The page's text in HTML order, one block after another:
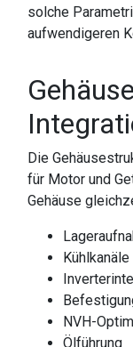
solche
aufwendigeren
Die
für Motor und
Gehäuse
Kühlkanäle
NVH-
Ölführung